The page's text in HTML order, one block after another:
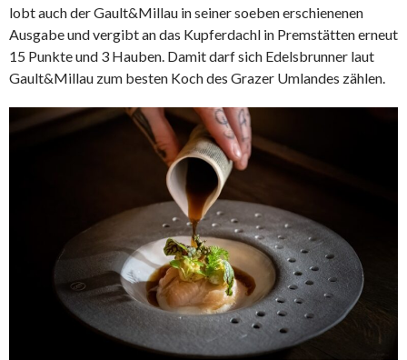
lobt auch der Gault&Millau in seiner soeben erschienenen
Ausgabe und vergibt an das Kupferdachl in Premstätten erneut
15 Punkte und 3 Hauben. Damit darf sich Edelsbrunner laut
Gault&Millau zum besten Koch des Grazer Umlandes zählen.